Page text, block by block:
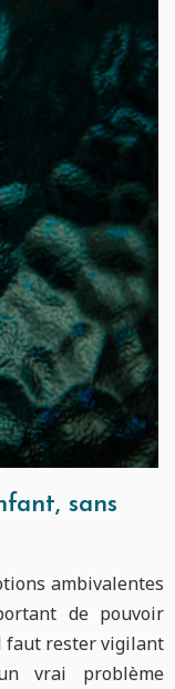
sans
ambivalentes
de pouvoir
faut rester vigilant
vrai problème